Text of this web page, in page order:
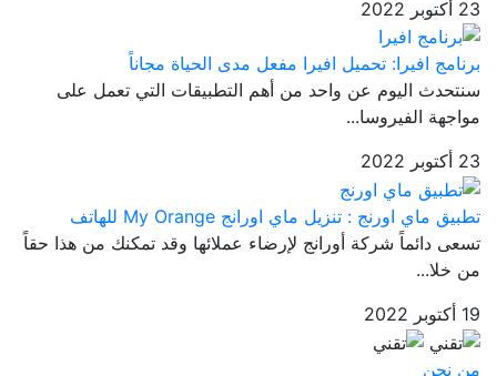
23 أكتوبر 2022
برنامج افيرا: تحميل افيرا مفعل مدى الحياة مجاناً
سنتحدث اليوم عن واحد من أهم التطبيقات التي تعمل على
مواجهة الفيروسا...
23 أكتوبر 2022
تطبيق ماي اورنج : تنزيل ماي اورانج My Orange للهاتف
تسعى دائماً شركة أورانج لإرضاء عملائها وقد تمكنك من هذا حقاً
من خلا...
19 أكتوبر 2022
من نحن